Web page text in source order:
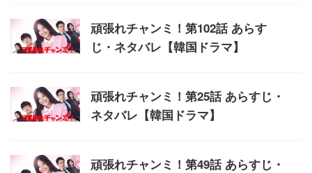
頑張れチャンミ！第102話 あらす
じ・ネタバレ【韓国ドラマ】
頑張れチャンミ！第25話 あらすじ・
ネタバレ【韓国ドラマ】
頑張れチャンミ！第49話 あらすじ・